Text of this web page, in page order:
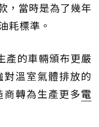
，當時是為了幾年
耗標準。
產的車輛頒布更嚴
溫室氣體排放的
轉為生產更多電